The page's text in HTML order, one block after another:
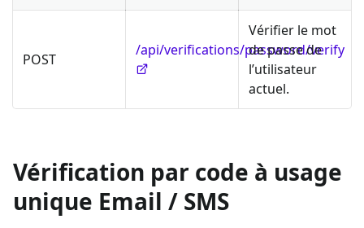
POST
/api/verifications/password/verify
Vérifier le mot
de passe de
l’utilisateur
actuel.
Vérification par code à usage
unique Email / SMS